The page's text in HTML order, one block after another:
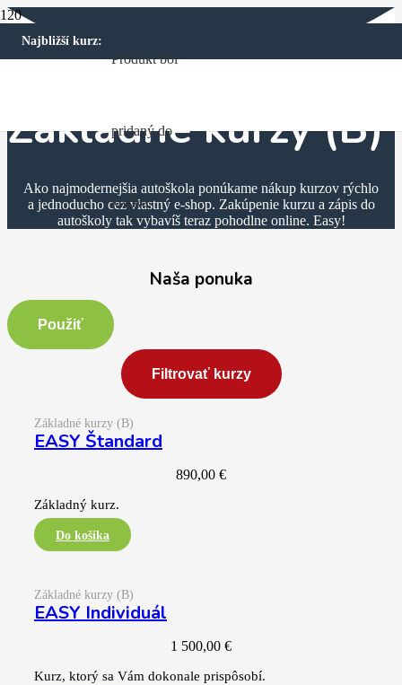
Najbližší kurz:
Produktbol
pridaný do
košíka.
Základné kurzy (B)
Ako najmodernejšia autoškola ponúkame nákup kurzov rýchlo
a jednoducho cez vlastný e-shop. Zakúpenie kurzu a zápis do
autoškoly tak vybavíš teraz pohodlne online. Easy!
Naša ponuka
Použiť
Filtrovať kurzy
Základné kurzy (B)
EASY Štandard
890,00 €
Základný kurz.
Základné kurzy (B)
EASY Individuál
1 500,00 €
Kurz, ktorý sa Vám dokonale prispôsobí.